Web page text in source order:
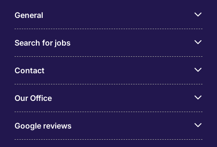
General
Search for jobs
Contact
Our Office
Google reviews